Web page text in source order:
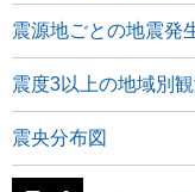
震源地ごとの地震発
震度3以上の地域別
震央分布図